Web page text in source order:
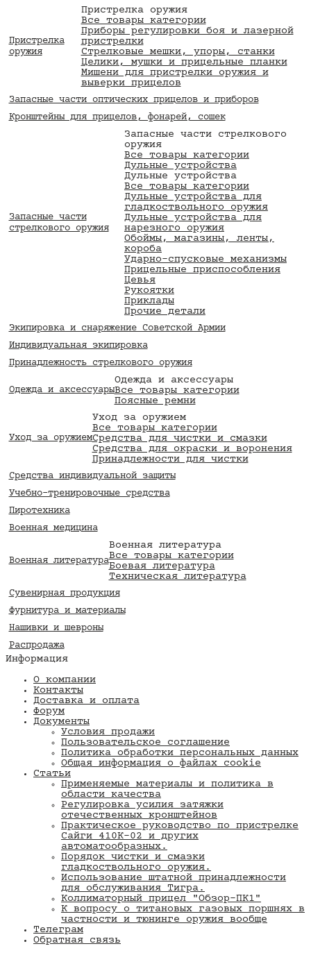
Пристрелка
оружия
Пристрелка оружия
Все товары категории
Приборы регулировки боя и лазерной
пристрелки
Стрелковые мешки, упоры, станки
Целики, мушки и прицельные планки
Мишени для пристрелки оружия и
выверки прицелов
Запасные части оптических прицелов и приборов
Кронштейны для прицелов, фонарей, сошек
Запасные части
стрелкового оружия
Запасные части стрелкового
оружия
Все товары категории
Дульные устройства
Дульные устройства
Все товары категории
Дульные устройства для
гладкоствольного оружия
Дульные устройства для
нарезного оружия
Обоймы, магазины, ленты,
короба
Ударно-спусковые механизмы
Прицельные приспособления
Цевья
Рукоятки
Приклады
Прочие детали
Экипировка и снаряжение Советской Армии
Индивидуальная экипировка
Принадлежность стрелкового оружия
Одежда и аксессуары
Одежда и аксессуары
Все товары категории
Поясные ремни
Уход за оружием
Уход за оружием
Все товары категории
Средства для чистки и смазки
Средства для окраски и воронения
Принадлежности для чистки
Средства индивидуальной защиты
Учебно-тренировочные средства
Пиротехника
Военная медицина
Военная литература
Военная литература
Все товары категории
Боевая литература
Техническая литература
Сувенирная продукция
Фурнитура и материалы
Нашивки и шевроны
Распродажа
Информация
О компании
Контакты
Доставка и оплата
Форум
Документы
Условия продажи
Пользовательское соглашение
Политика обработки персональных данных
Общая информация о файлах cookie
Статьи
Применяемые материалы и политика в
области качества
​Регулировка усилия затяжки
отечественных кронштейнов
Практическое руководство по пристрелке
Сайги 410К-02 и других
автоматообразных.
Порядок чистки и смазки
гладкоствольного оружия.
Использование штатной принадлежности
для обслуживания Тигра.
Коллиматорный прицел "Обзор-ПК1"
К вопросу о титановых газовых поршнях в
частности и тюнинге оружия вообще
Телеграм
Обратная связь